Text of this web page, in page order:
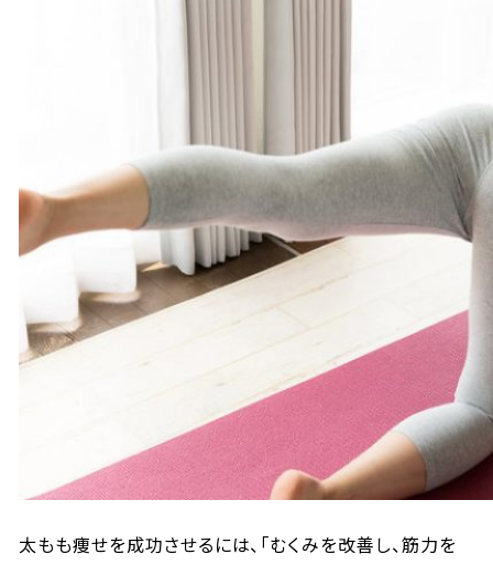
太もも痩せを成功させるには、「むくみを改善し、筋力を